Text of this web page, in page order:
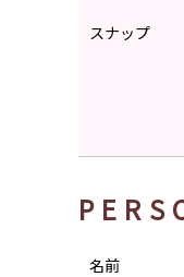
スナップ
名前